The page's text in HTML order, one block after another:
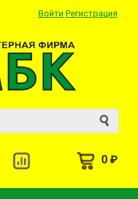
Войти Регистрация
0 ₽